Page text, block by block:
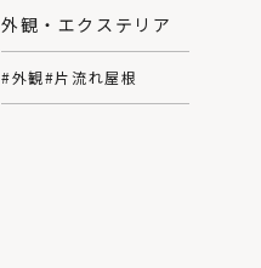
外観・エクステリア
#外観#片流れ屋根